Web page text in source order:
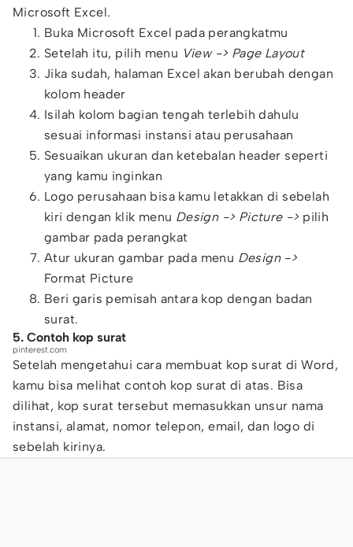
Microsoft Excel.
Buka Microsoft Excel pada perangkatmu
Setelah itu, pilih menu View -> Page Layout
Jika sudah, halaman Excel akan berubah dengan
kolom header
Isilah kolom bagian tengah terlebih dahulu
sesuai informasi instansi atau perusahaan
Sesuaikan ukuran dan ketebalan header seperti
yang kamu inginkan
Logo perusahaan bisa kamu letakkan di sebelah
kiri dengan klik menu Design -> Picture -> pilih
gambar pada perangkat
Atur ukuran gambar pada menu Design ->
Format Picture
Beri garis pemisah antara kop dengan badan
surat.
5. Contoh kop surat
pinterest.com
Setelah mengetahui cara membuat kop surat di Word,
kamu bisa melihat contoh kop surat di atas. Bisa
dilihat, kop surat tersebut memasukkan unsur nama
instansi, alamat, nomor telepon, email, dan logo di
sebelah kirinya.